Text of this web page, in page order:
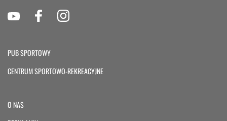
PUB SPORTOWY
CENTRUM SPORTOWO-REKREACYJNE
O NAS